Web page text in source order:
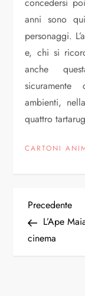
concedersi
anni sono
personaggi.
e, chi si
anche
ambienti,
quattro
CARTONI
N
a
Articolo
precedente
Precedente
L’Ape
cinema